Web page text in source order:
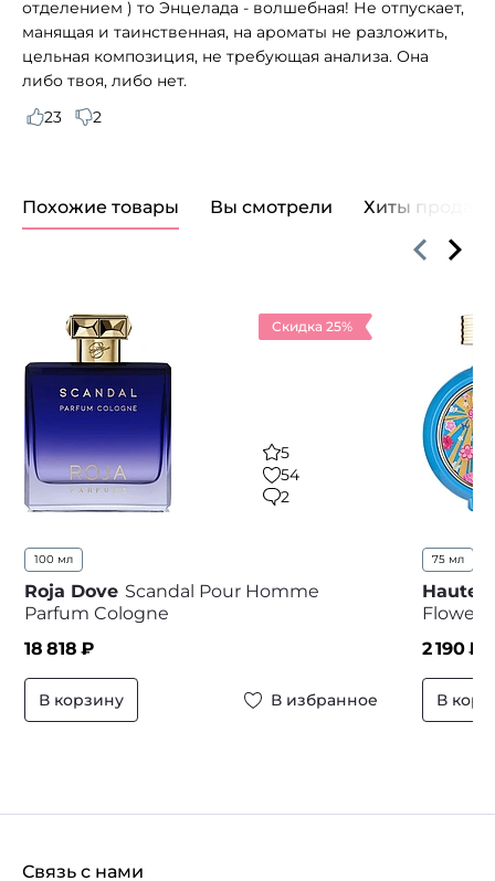
отделением ) то Энцелада - волшебная! Не отпускает,
манящая и таинственная, на ароматы не разложить,
цельная композиция, не требующая анализа. Она
либо твоя, либо нет.
23
2
Похожие товары Вы смотрели Хиты продаж
Скидка 25%
5
54
2
100 мл
Roja Dove Scandal Pour Homme
Parfum Cologne
18 818 ₽
В корзину В избранное
75 мл
Haute
Flower
2 190₽
В
Связь с нами